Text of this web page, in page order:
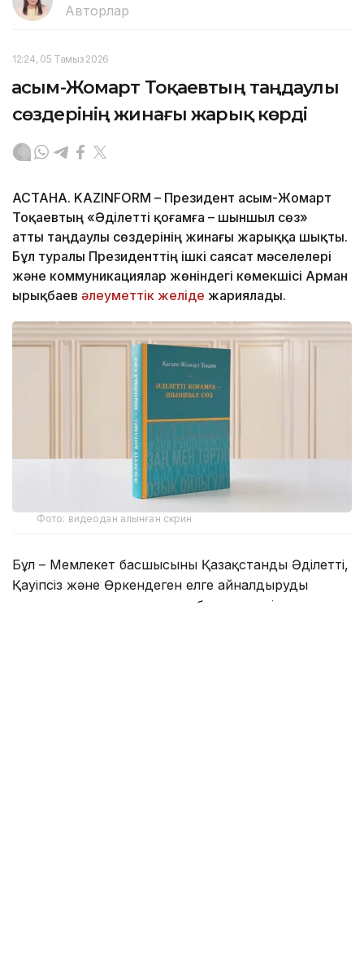
Авторлар
12:24, 05 Тамыз 2026
Қасым-Жомарт Тоқаевтың таңдаулы
сөздерінің жинағы жарық көрді
АСТАНА. KAZINFORM – Президент Қасым-Жомарт
Тоқаевтың «Әділетті қоғамға – шыншыл сөз»
атты таңдаулы сөздерінің жинағы жарыққа шықты.
Бұл туралы Президенттің ішкі саясат мәселелері
және коммуникациялар жөніндегі көмекшісі Арман
Қырықбаев әлеуметтік желіде жариялады.
Фото: видеодан алынған скрин
Бұл – Мемлекет басшысының Қазақстанды Әділетті,
Қауіпсіз және Өркендеген елге айналдыруды
көздеген ұлы мұратының сөзбен көмкерілген